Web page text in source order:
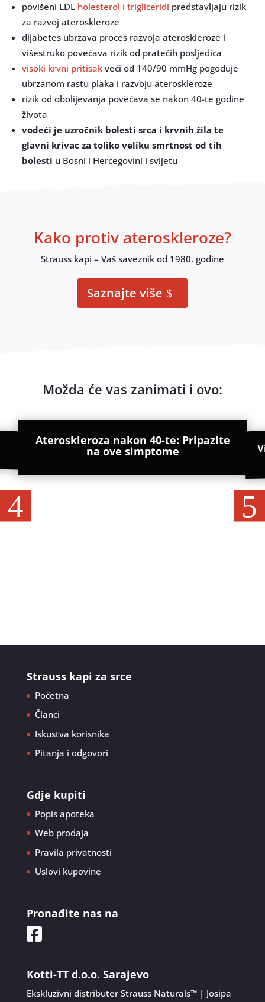
povišeni LDL holesterol i trigliceridi predstavljaju rizik
za razvoj ateroskleroze
dijabetes ubrzava proces razvoja ateroskleroze i
višestruko povećava rizik od pratećih posljedica
visoki krvni pritisak veći od 140/90 mmHg pogoduje
ubrzanom rastu plaka i razvoju ateroskleroze
rizik od obolijevanja povećava se nakon 40-te godine
života
vodeći je uzročnik bolesti srca i krvnih žila te
glavni krivac za toliko veliku smrtnost od tih
bolesti u Bosni i Hercegovini i svijetu
Kako protiv ateroskleroze?
Strauss kapi – Vaš saveznik od 1980. godine
Saznajte više
Možda će vas zanimati i ovo:
Ateroskleroza nakon 40-te: Pripazite
na ove simptome
Strauss kapi za srce
Početna
Članci
Iskustva korisnika
Pitanja i odgovori
Gdje kupiti
Popis apoteka
Web prodaja
Pravila privatnosti
Uslovi kupovine
Pronađite nas na
Kotti-TT d.o.o. Sarajevo
Ekskluzivni distributer Strauss Naturals™ | Josipa